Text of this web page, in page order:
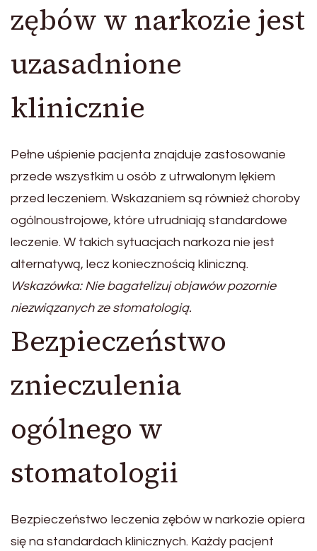
zębów w narkozie jest
uzasadnione
klinicznie
Pełne uśpienie pacjenta znajduje zastosowanie
przede wszystkim u osób z utrwalonym lękiem
przed leczeniem. Wskazaniem są również choroby
ogólnoustrojowe, które utrudniają standardowe
leczenie. W takich sytuacjach narkoza nie jest
alternatywą, lecz koniecznością kliniczną.
Wskazówka: Nie bagatelizuj objawów pozornie
niezwiązanych ze stomatologią.
Bezpieczeństwo
znieczulenia
ogólnego w
stomatologii
Bezpieczeństwo leczenia zębów w narkozie opiera
się na standardach klinicznych. Każdy pacjent